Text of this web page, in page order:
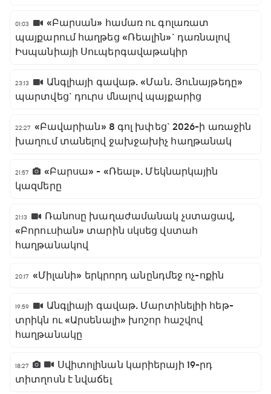
01:03
«Բարսան» համառ ու գոլառատ
պայքարում հաղթեց «Ռեալին»` դառնալով
Իսպանիայի Սուպերգավաթակիր
23:13
Անգլիայի գավաթ. «Ման. Յունայթեդը»
պարտվեց` դուրս մնալով պայքարից
22:27 «Բավարիան» 8 գոլ խփեց` 2026-ի առաջին
խաղում տանելով ջախջախիչ հաղթանակ
21:57
«Բարսա» - «Ռեալ». Մեկնարկային
կազմերը
21:13
Ռանոսը խաղաժամանակ չստացավ,
«Բորուսիան» տարին սկսեց վստահ
հաղթանակով
20:17 «Միլանի» երկրորդ անընդմեջ ոչ-ոքին
19:59
Անգլիայի գավաթ. Մարտինելիի հեթ-
տրիկն ու «Արսենալի» խոշոր հաշվով
հաղթանակը
18:27
Սվիտոլինան կարիերայի 19-րդ
տիտղոսն է նվաճել